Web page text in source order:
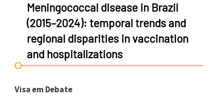
Meningococcal disease in Brazil
(2015–2024): temporal trends and
regional disparities in vaccination
and hospitalizations
Visa em Debate